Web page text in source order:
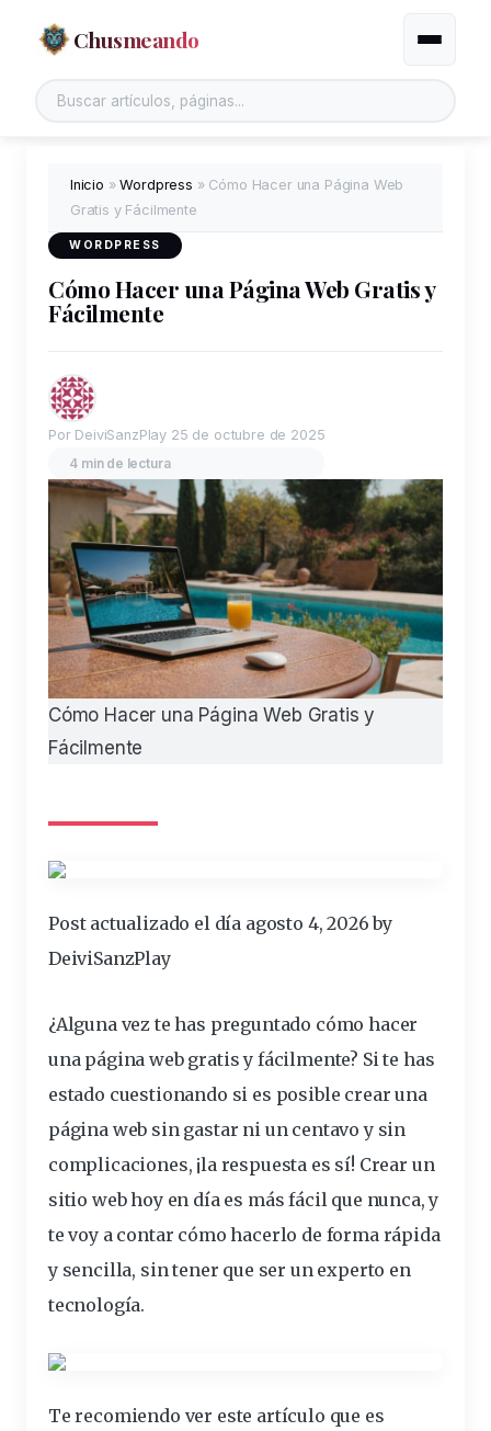
Chusmeando Alternar
Inicio »Wordpress » Cómo Hacer una Página Web
Gratis y Fácilmente
WORDPRESS
Cómo Hacer una Página Web Gratis y
Fácilmente
Por DeiviSanzPlay 25 de octubre de 2025
4 min de lectura
Cómo Hacer una Página Web Gratis y
Fácilmente
Post actualizado el día agosto 4, 2026 by
DeiviSanzPlay
¿Alguna vez te has preguntado cómo hacer
una página web gratis y fácilmente? Si te has
estado cuestionando si es posible crear una
página web sin gastar ni un centavo y sin
complicaciones, ¡la respuesta es sí! Crear un
sitio web hoy en día es más fácil que nunca, y
te voy a contar cómo hacerlo de forma rápida
y sencilla, sin tener que ser un experto en
tecnología.
Te recomiendo ver este artículo que es